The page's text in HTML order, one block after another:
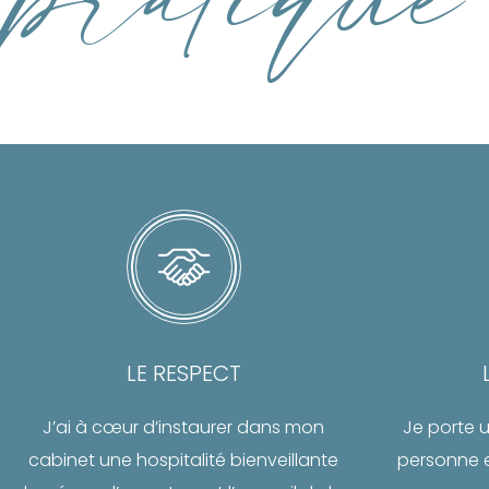
LE RESPECT
J’ai à cœur d’instaurer dans mon
cabinet une hospitalité bienveillante
Je porte
personne